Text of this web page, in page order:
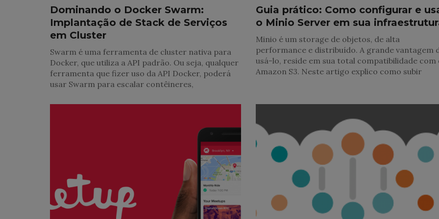
Dominando o Docker Swarm:
Implantação de Stack de Serviços
em Cluster
Swarm é uma ferramenta de cluster nativa para
Docker, que utiliza a API padrão. Ou seja, qualquer
ferramenta que fizer uso da API Docker, poderá
usar Swarm para escalar contêineres,
Guia prático: Como configurar e
o Minio Server em sua
Minio é um storage de objetos, de alta
performance e distribuído. A grande vantagem
usá-lo, reside em sua total compatibilidade com
Amazon S3. Neste artigo explico como subir